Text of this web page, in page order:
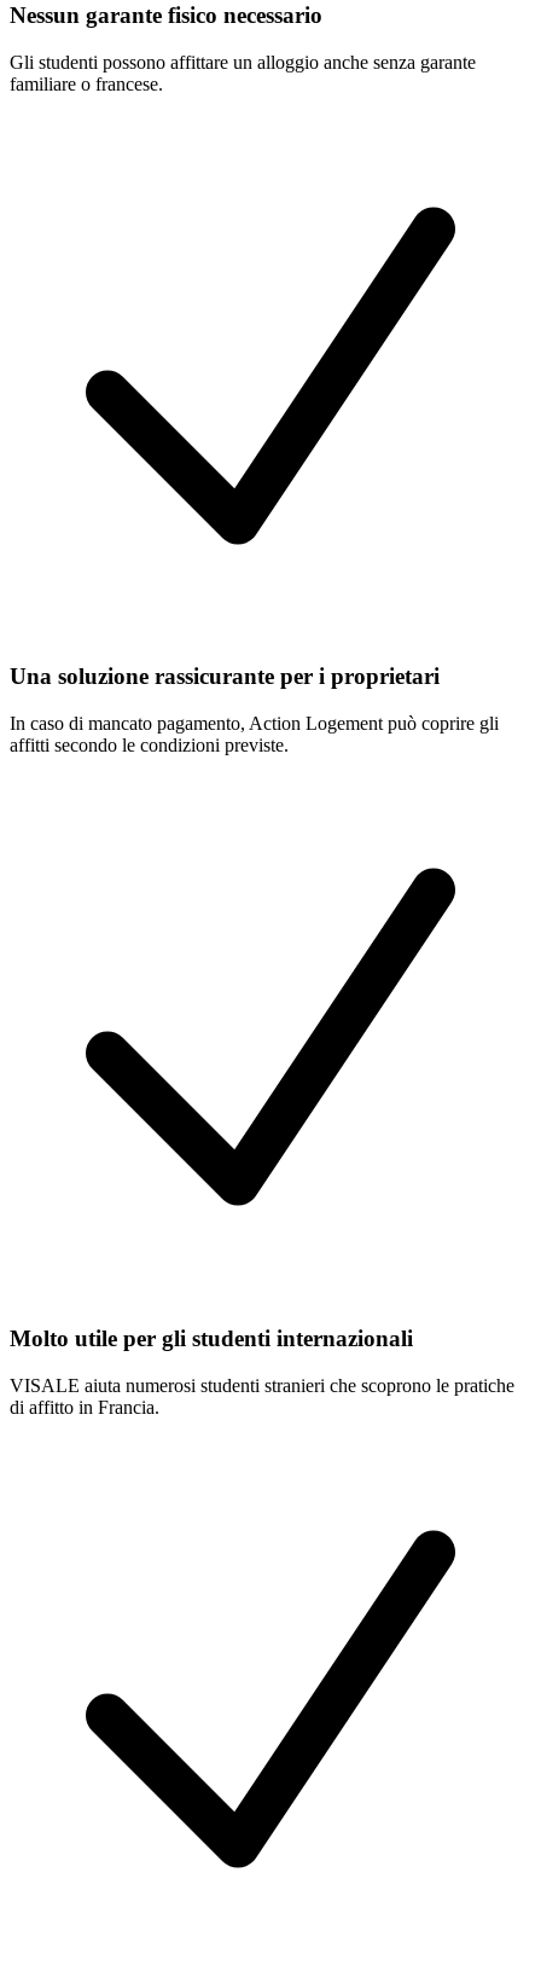
Nessun garante fisico necessario
Gli studenti possono affittare un alloggio anche senza garante
familiare o francese.
Una soluzione rassicurante per i proprietari
In caso di mancato pagamento, Action Logement può coprire gli
affitti secondo le condizioni previste.
Molto utile per gli studenti internazionali
VISALE aiuta numerosi studenti stranieri che scoprono le pratiche
di affitto in Francia.